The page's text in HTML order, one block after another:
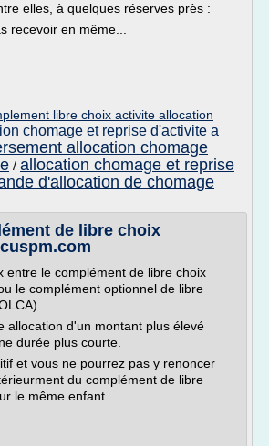
elles, à quelques réserves près :
recevoir en même...
libre choix activite allocation
chomage et reprise d'activite a
allocation chomage
/ allocation chomage et reprise
d'allocation de chomage
de libre choix
entre le complément de libre choix
le complément optionnel de libre
allocation d'un montant plus élevé
durée plus courte.
et vous ne pourrez pas y renoncer
du complément de libre
le même enfant.